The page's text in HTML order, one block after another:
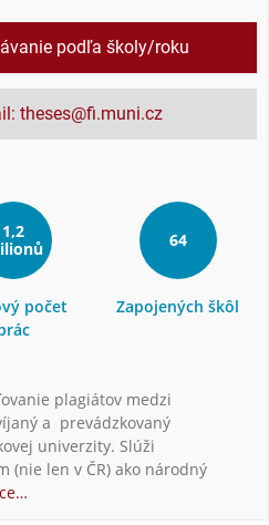
podľa školy/roku
theses@fi.muni.cz
1,2
počet
64
Zapojených škôl
plagiátov medzi
a prevádzkovaný
univerzity. Slúži
(nie len v ČR) ako národný